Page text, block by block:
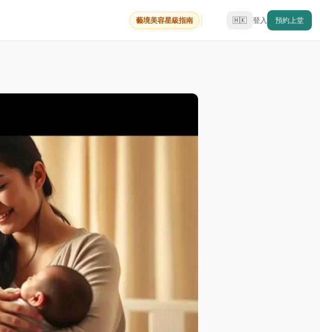
藝境美容星級指南 🇭🇰 登入 預約上堂